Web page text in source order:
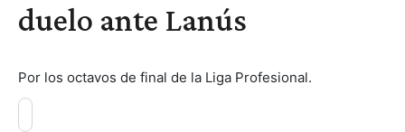
duelo ante Lanús
Por los octavos de final de la Liga Profesional.